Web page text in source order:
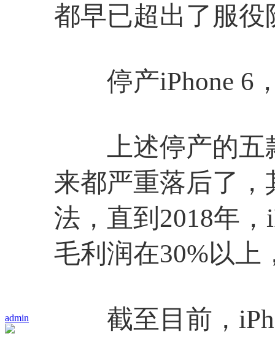
admin
都早已超出了服
停产iPhone 6，
上述停产的五款
来都严重落后了
法，直到2018年
毛利润在30%以上
截至目前，